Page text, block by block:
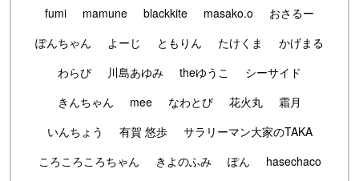
fumi
mamune blackkite masako.o
おさるー
ぽんちゃん
よーじ ともりん たけくま
かげまる
わらび
川島あゆみ theゆうこ
シーサイド
きんちゃん
mee なわとび 花火丸
霜月
いんちょう
有賀 悠歩
サラリーマン大家のTAKA
ころころころちゃん
きよのふみ ぽん
hasechaco